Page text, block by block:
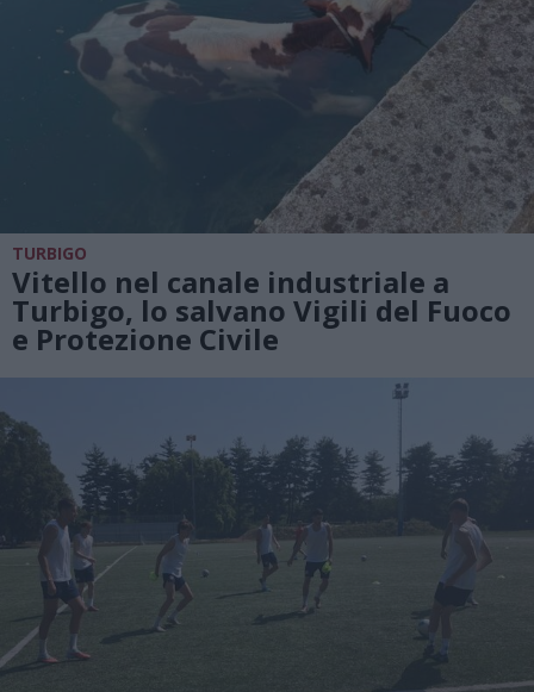
TURBIGO
Vitello nel canale industriale a
Turbigo, lo salvano Vigili del Fuoco
e Protezione Civile